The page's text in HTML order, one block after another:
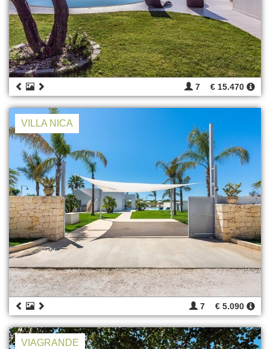
7 € 15.470
VILLA NICA
7 € 5.090
VIAGRANDE